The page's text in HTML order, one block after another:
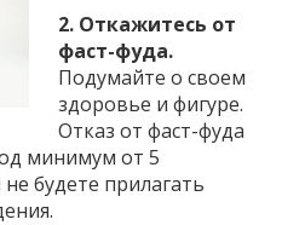
2. Откажитесь от
фаст-фуда.
Подумайте о своем
здоровье и фигуре.
Отказ от фаст-фуда
минимум от 5
будете прилагать